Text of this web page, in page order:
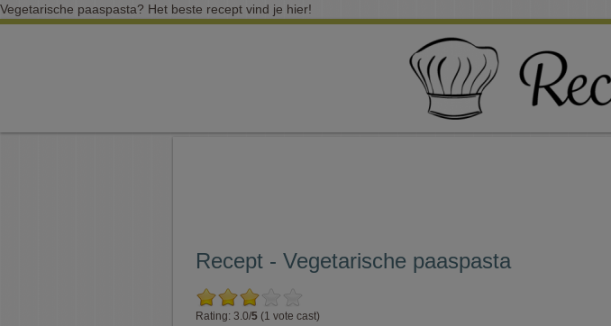
Vegetarische paaspasta? Het beste recept vind je hier!
Recept - Vegetarische paaspasta
Rating: 3.0/5 (1 vote cast)